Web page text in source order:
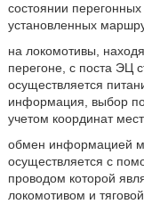
состоянии
установленных
на локомотивы,
перегоне, с поста ЭЦ
осуществляется
информация, выбор
учетом координат
обмен информацией
осуществляется с
проводом которой
локомотивом и